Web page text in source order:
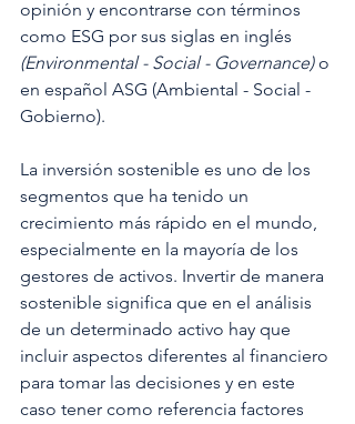
opinión y encontrarse con términos
como ESG por sus siglas en inglés
(Environmental - Social - Governance) o
en español ASG (Ambiental - Social -
Gobierno).
La inversión sostenible es uno de los
segmentos que ha tenido un
crecimiento más rápido en el mundo,
especialmente en la mayoría de los
gestores de activos. Invertir de manera
sostenible significa que en el análisis
de un determinado activo hay que
incluir aspectos diferentes al financiero
para tomar las decisiones y en este
caso tener como referencia factores